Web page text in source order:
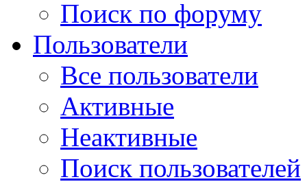
Поиск по форуму
Пользователи
Все пользователи
Активные
Неактивные
Поиск пользователей